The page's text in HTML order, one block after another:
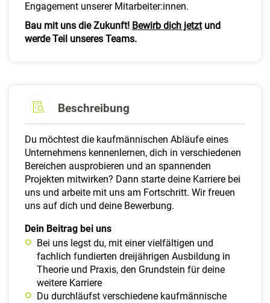
Engagement unserer Mitarbeiter:innen.
Bau mit uns die Zukunft! Bewirb dich jetztund
werde Teil unseres Teams.
Beschreibung
Du möchtest die kaufmännischen Abläufe eines
Unternehmens kennenlernen, dich in verschiedenen
Bereichen ausprobieren und an spannenden
Projekten mitwirken? Dann starte deine Karriere bei
uns und arbeite mit uns am Fortschritt. Wir freuen
uns auf dich und deine Bewerbung.
Dein Beitrag bei uns
Bei uns legst du, mit einer vielfältigen und
fachlich fundierten dreijährigen Ausbildung in
Theorie und Praxis, den Grundstein für deine
weitere Karriere
Du durchläufst verschiedene kaufmännische